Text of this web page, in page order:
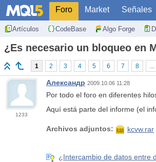
Foro Market Señales
Artículos CodeBase Algo Forge
¿Es necesario un bloqueo en
1 2 3 4 5 6 7 8 ...
1233
Александр 2009.10.06 11:28
Por todo el foro en diferentes
Aquí está parte del informe (el
Archivos adjuntos: kcvw.rar
¿Intercambio de datos entre